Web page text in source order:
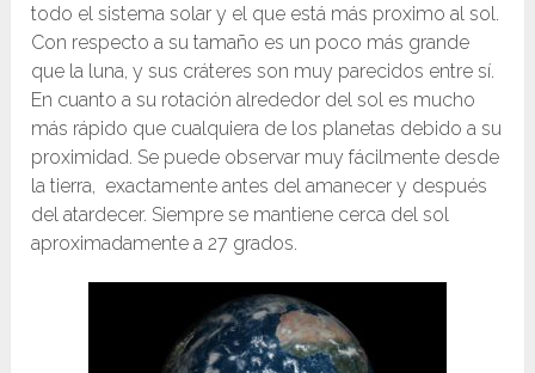
todo el sistema solar y el que está más proximo al sol.
Con respecto a su tamaño es un poco más grande
que la luna, y sus cráteres son muy parecidos entre sí.
En cuanto a su rotación alrededor del sol es mucho
más rápido que cualquiera de los planetas debido a su
proximidad. Se puede observar muy fácilmente desde
la tierra, exactamente antes del amanecer y después
del atardecer. Siempre se mantiene cerca del sol
aproximadamente a 27 grados.